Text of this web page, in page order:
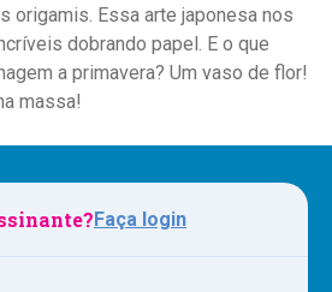
origamis. Essa arte japonesa nos
dobrando papel. E o que
a primavera? Um vaso de flor!
massa!
Faça login